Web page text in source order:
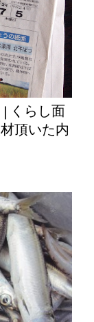
くらし面
頂いた内